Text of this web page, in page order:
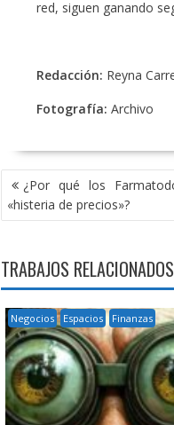
red, siguen ganando
Redacción: Reyna
Fotografía: Archivo
NAVEGACIÓN
DE
ENTRADAS
¿Por qué los
«histeria de precios»?
TRABAJOS RELACIONADOS
Negocios Espacios Finanzas